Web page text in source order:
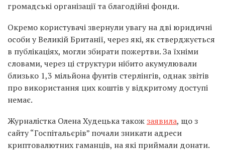
громадські організації та благодійні фонди.
Окремо користувачі звернули увагу на дві юридичні
особи у Великій Британії, через які, як стверджується
в публікаціях, могли збирати пожертви. За їхніми
словами, через ці структури нібито акумулювали
близько 1,3 мільйона фунтів стерлінгів, однак звітів
про використання цих коштів у відкритому доступі
немає.
Журналістка Олена Худецька такожзаявила, що з
сайту “Госпітальєрів” почали зникати адреси
криптовалютних гаманців, на які приймали донати.